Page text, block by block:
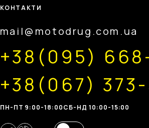
КОНТАКТИ
mail@motodrug.com.ua
+38(095)
+38(067) 373-
ПН-ПТ 9:00-18:00CБ-НД 10:00-15:00